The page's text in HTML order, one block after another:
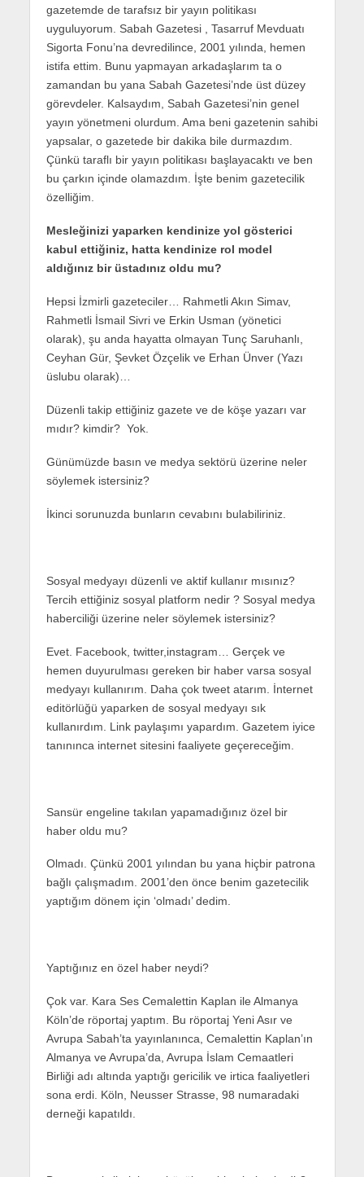
gazetemde de tarafsız bir yayın politikası
uyguluyorum. Sabah Gazetesi , Tasarruf Mevduatı
Sigorta Fonu’na devredilince, 2001 yılında, hemen
istifa ettim. Bunu yapmayan arkadaşlarım ta o
zamandan bu yana Sabah Gazetesi’nde üst düzey
görevdeler. Kalsaydım, Sabah Gazetesi’nin genel
yayın yönetmeni olurdum. Ama beni gazetenin sahibi
yapsalar, o gazetede bir dakika bile durmazdım.
Çünkü taraflı bir yayın politikası başlayacaktı ve ben
bu çarkın içinde olamazdım. İşte benim gazetecilik
özelliğim.
Mesleğinizi yaparken kendinize yol gösterici
kabul ettiğiniz, hatta kendinize rol model
aldığınız bir üstadınız oldu mu?
Hepsi İzmirli gazeteciler… Rahmetli Akın Simav,
Rahmetli İsmail Sivri ve Erkin Usman (yönetici
olarak), şu anda hayatta olmayan Tunç Saruhanlı,
Ceyhan Gür, Şevket Özçelik ve Erhan Ünver (Yazı
üslubu olarak)…
Düzenli takip ettiğiniz gazete ve de köşe yazarı var
mıdır? kimdir? Yok.
Günümüzde basın ve medya sektörü üzerine neler
söylemek istersiniz?
İkinci sorunuzda bunların cevabını bulabiliriniz.
Sosyal medyayı düzenli ve aktif kullanır mısınız?
Tercih ettiğiniz sosyal platform nedir ? Sosyal medya
haberciliği üzerine neler söylemek istersiniz?
Evet. Facebook, twitter,instagram… Gerçek ve
hemen duyurulması gereken bir haber varsa sosyal
medyayı kullanırım. Daha çok tweet atarım. İnternet
editörlüğü yaparken de sosyal medyayı sık
kullanırdım. Link paylaşımı yapardım. Gazetem iyice
tanınınca internet sitesini faaliyete geçereceğim.
Sansür engeline takılan yapamadığınız özel bir
haber oldu mu?
Olmadı. Çünkü 2001 yılından bu yana hiçbir patrona
bağlı çalışmadım. 2001’den önce benim gazetecilik
yaptığım dönem için ‘olmadı’ dedim.
Yaptığınız en özel haber neydi?
Çok var. Kara Ses Cemalettin Kaplan ile Almanya
Köln’de röportaj yaptım. Bu röportaj Yeni Asır ve
Avrupa Sabah’ta yayınlanınca, Cemalettin Kaplan’ın
Almanya ve Avrupa’da, Avrupa İslam Cemaatleri
Birliği adı altında yaptığı gericilik ve irtica faaliyetleri
sona erdi. Köln, Neusser Strasse, 98 numaradaki
derneği kapatıldı.